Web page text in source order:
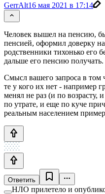
GerrAlt16 мая 2021 в 17:14
Человек вышел на пенсию,
пенсией, оформил доверку
родственники тихонько его
дальше его пенсию получать.
Смысл вашего запроса в том
те у кого их нет - например
менял не раз (и по возрасту,
по утрате, и еще по куче
реальным населением
Ответить
НЛО прилетело и